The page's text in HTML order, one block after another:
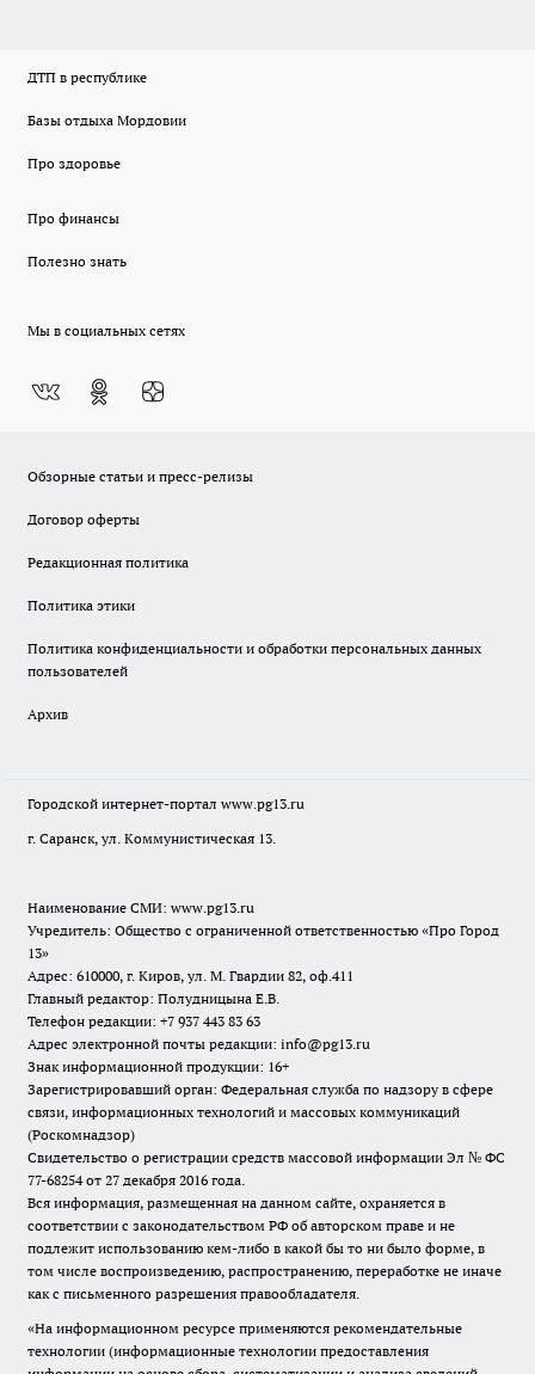
ДТП в республике
Базы отдыха Мордовии
Про здоровье
Про финансы
Полезно знать
Мы в социальных сетях
Обзорные статьи и пресс-релизы
Договор оферты
Редакционная политика
Политика этики
Политика конфиденциальности и обработки персональных данных
пользователей
Архив
Городской интернет-портал www.pg13.ru
г. Саранск, ул. Коммунистическая 13.
Наименование СМИ: www.pg13.ru
Учредитель: Общество с ограниченной ответственностью «Про Город
13»
Адрес: 610000, г. Киров, ул. М. Гвардии 82, оф.411
Главный редактор: Полудницына Е.В.
Телефон редакции: +7 937 443 83 63
Адрес электронной почты редакции: info@pg13.ru
Знак информационной продукции: 16+
Зарегистрировавший орган: Федеральная служба по надзору в сфере
связи, информационных технологий и массовых коммуникаций
(Роскомнадзор)
Свидетельство о регистрации средств массовой информации Эл № ФС
77-68254 от 27 декабря 2016 года.
Вся информация, размещенная на данном сайте, охраняется в
соответствии с законодательством РФ об авторском праве и не
подлежит использованию кем-либо в какой бы то ни было форме, в
том числе воспроизведению, распространению, переработке не иначе
как с письменного разрешения правообладателя.
«На информационном ресурсе применяются рекомендательные
технологии (информационные технологии предоставления